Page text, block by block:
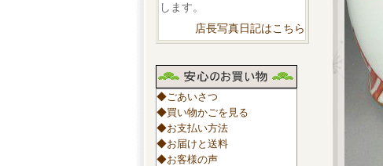
します。
店長写真日記はこちら
◆ごあいさつ
◆買い物かごを見る
◆お支払い方法
◆お届けと送料
◆お客様の声